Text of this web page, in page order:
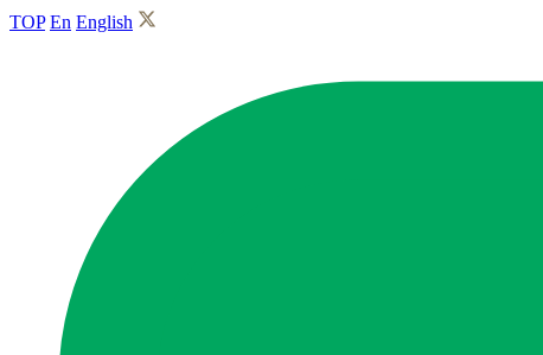
TOP En English